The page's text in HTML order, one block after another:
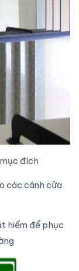
đích
các cánh cửa
hiểm để phục